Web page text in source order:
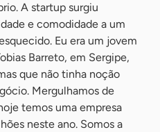
A startup surgiu
e comodidade a um
Eu era um jovem
Barreto, em Sergipe,
que não tinha noção
Mergulhamos de
temos uma empresa
neste ano. Somos a